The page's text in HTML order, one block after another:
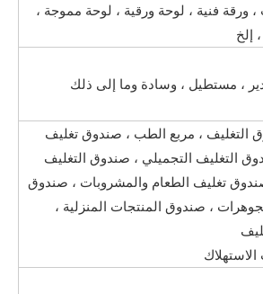
ورقة فنية ، لوحة ورقية ، لوحة مموجة ،
إلخ
، مستطيل ، وسادة وما إلى ذلك
التغليف ، مربع الطب ، صندوق تغليف
التغليف التجميلي ، صندوق التغليف
تغليف الطعام والمشروبات ، صندوق
، صندوق المنتجات المنزلية ،
الاستهلاك